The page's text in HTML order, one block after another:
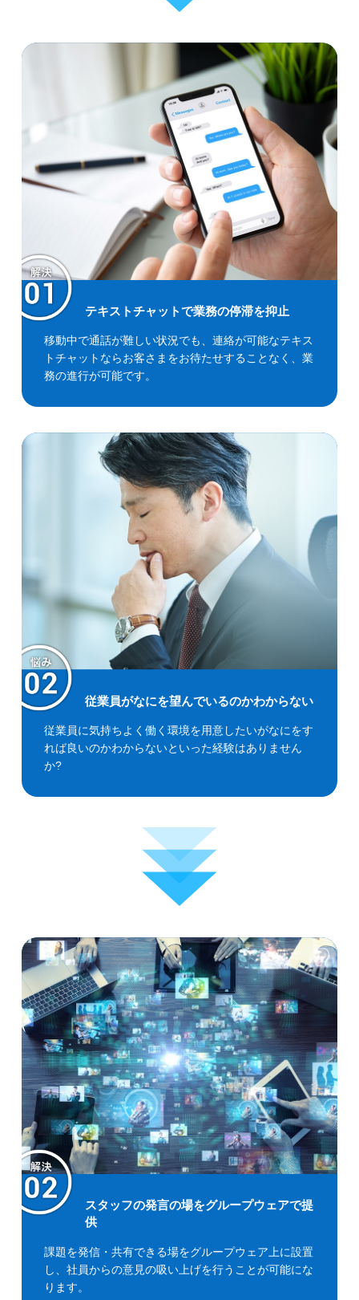
テキストチャットで業務の停滞を抑止
移動中で通話が難しい状況でも、連絡が可能なテキス
トチャットならお客さまをお待たせすることなく、業
務の進行が可能です。
従業員がなにを望んでいるのかわからない
従業員に気持ちよく働く環境を用意したいがなにをす
れば良いのかわからないといった経験はありません
か?
スタッフの発言の場をグループウェアで提
供
課題を発信・共有できる場をグループウェア上に設置
し、社員からの意見の吸い上げを行うことが可能にな
ります。